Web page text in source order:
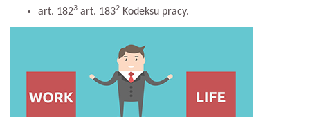
art. 1823 art. 1832 Kodeksu pracy.